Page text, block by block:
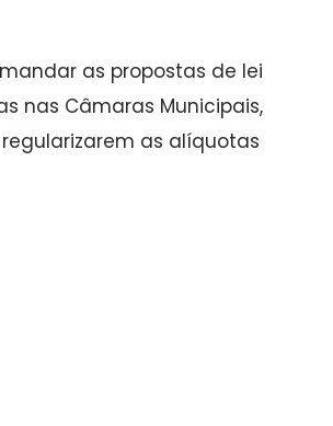
as propostas de lei
nas Câmaras Municipais,
as alíquotas